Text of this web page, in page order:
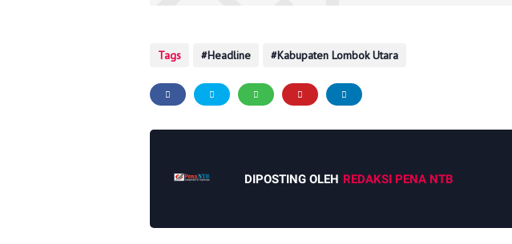
Tags Headline Kabupaten Lombok Utara
DIPOSTING OLEH REDAKSI PENA NTB